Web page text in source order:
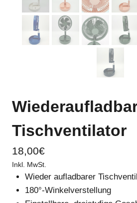
Tischventilator
18,00€
Inkl. MwSt.
Wieder aufladbarer
180°-Winkelverstellung